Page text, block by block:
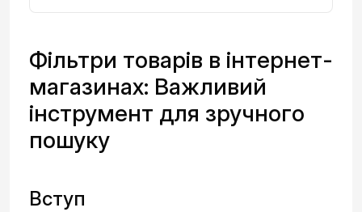
Фільтри товарів в інтернет-
магазинах: Важливий
інструмент для зручного
пошуку
Вступ